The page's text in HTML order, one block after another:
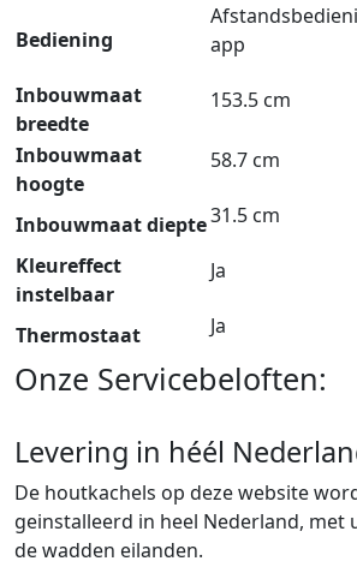
Bediening
app
Inbouwmaat
breedte
153.5 cm
Inbouwmaat
hoogte
58.7 cm
Inbouwmaat diepte31.5 cm
Kleureffect
instelbaar
Ja
Thermostaat Ja
Onze Servicebeloften:
Levering in héél
De houtkachels op deze website
geinstalleerd in heel Nederland, met
de wadden eilanden.